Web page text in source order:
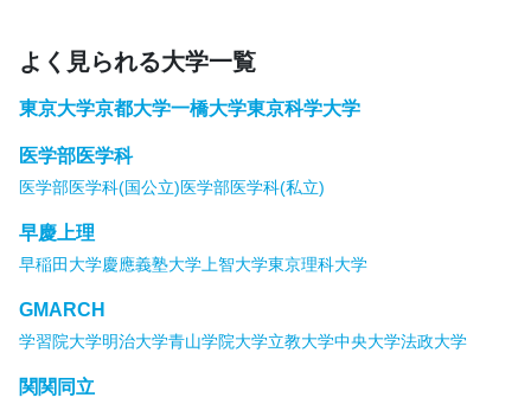
よく見られる大学一覧
東京大学京都大学一橋大学東京科学大学
医学部医学科
医学部医学科(国公立)医学部医学科(私立)
早慶上理
早稲田大学慶應義塾大学 上智大学東京理科大学
GMARCH
学習院大学明治大学青山学院大学立教大学中央大学法政大学
関関同立